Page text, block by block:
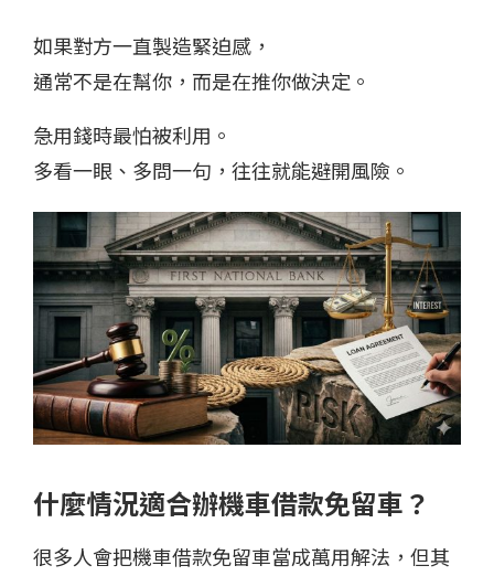
如果對方一直製造緊迫感，
通常不是在幫你，而是在推你做決定。
急用錢時最怕被利用。
多看一眼、多問一句，往往就能避開風險。
什麼情況適合辦機車借款免留車？
很多人會把機車借款免留車當成萬用解法，但其